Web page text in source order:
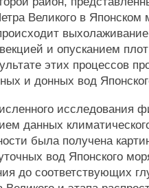
Великого в Японском
и опусканием
этих процессов
и донных вод
исследования
данных
была получена
вод Японского
до соответствующих